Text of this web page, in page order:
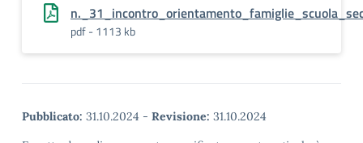
pdf - 1113 kb
Pubblicato: 31.10.2024 - Revisione: 31.10.2024